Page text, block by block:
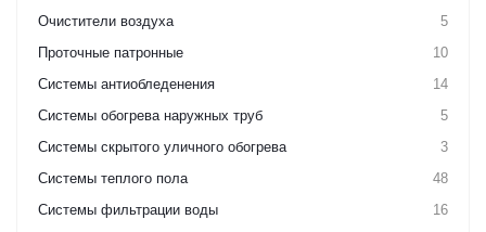
Очистители воздуха
5
Проточные патронные
10
Системы антиобледенения
14
Системы обогрева наружных труб
5
Системы скрытого уличного обогрева
3
Системы теплого пола
48
Системы фильтрации воды
16